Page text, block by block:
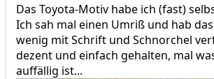
Das Toyota-Motiv habe ich (fast)
Ich sah mal einen Umriß und hab
wenig mit Schrift und Schnorchel
dezent und einfach gehalten, mal
auffällig ist...